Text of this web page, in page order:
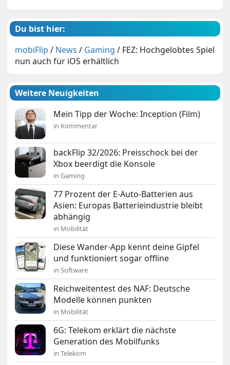
Du bist hier:
mobiFlip / News / Gaming / FEZ: Hochgelobtes Spiel
nun auch für iOS erhältlich
Weitere Neuigkeiten
Mein Tipp der Woche: Inception (Film)
in Kommentar
backFlip 32/2026: Preisschock bei der
Xbox beerdigt die Konsole
in Gaming
77 Prozent der E-Auto-Batterien aus
Asien: Europas Batterieindustrie bleibt
abhängig
in Mobilität
Diese Wander-App kennt deine Gipfel
und funktioniert sogar offline
in Software
Reichweitentest des NAF: Deutsche
Modelle können punkten
in Mobilität
6G: Telekom erklärt die nächste
Generation des Mobilfunks
in Telekom